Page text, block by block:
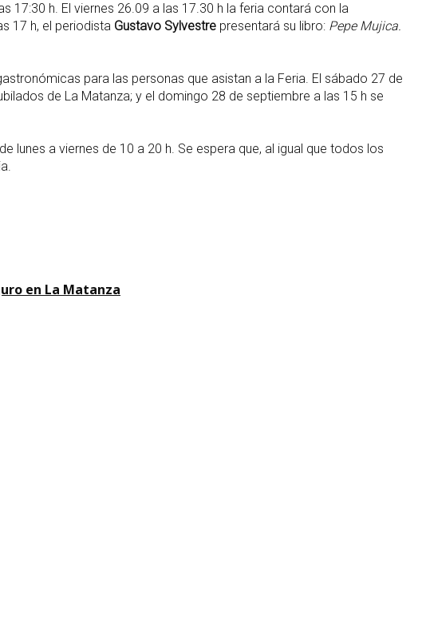
17:30 h. El viernes 26.09 a las 17.30 h la feria contará con la
17 h, el periodista Gustavo Sylvestre presentará su libro: Pepe Mujica.
para las personas que asistan a la Feria. El sábado 27 de
de La Matanza; y el domingo 28 de septiembre a las 15 h se
lunes a viernes de 10 a 20 h. Se espera que, al igual que todos los
en La Matanza